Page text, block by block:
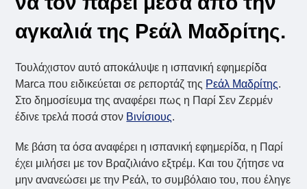
αγκαλιά της Ρεάλ Μαδρίτης.
Τουλάχιστον αυτό αποκάλυψε η ισπανική εφημερίδα
Marca που ειδικεύεται σε ρεπορτάζ της Ρεάλ Μαδρίτης.
Στο δημοσίευμα της αναφέρει πως η Παρί Σεν Ζερμέν
έδινε τρελά ποσά στον Βινίσιους.
Με βάση τα όσα αναφέρει η ισπανική εφημερίδα, η Παρί
έχει μιλήσει με τον Βραζιλιάνο εξτρέμ. Και του ζήτησε να
μην ανανεώσει με την Ρεάλ, το συμβόλαιο του, που έληγε